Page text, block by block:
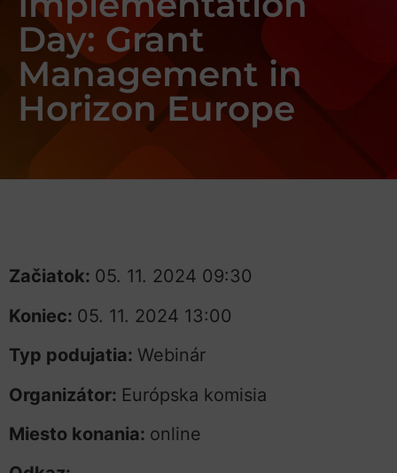
Day: Grant
Management in
Horizon Europe
Začiatok: 05. 11. 2024 09:30
Koniec: 05. 11. 2024 13:00
Typ podujatia: Webinár
Organizátor: Európska komisia
Miesto konania: online